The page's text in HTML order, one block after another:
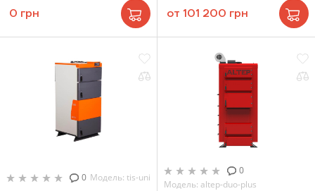
0 грн от 101 200 грн
0 Модель: tis-uni
0
Модель: altep-duo-plus